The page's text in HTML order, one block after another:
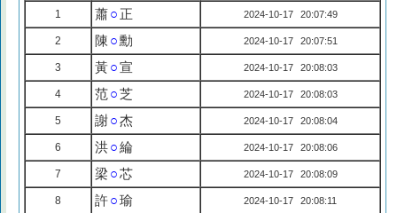
1 蕭○ 正 2024-10-17 20:07:49
2 陳 ○勳 2024-10-17 20:07:51
3 黃○宣 2024-10-17 20:08:03
4 范○芝 2024-10-17 20:08:03
5 謝○杰 2024-10-17 20:08:04
6 洪○綸 2024-10-17 20:08:06
7 梁 ○芯 2024-10-17 20:08:09
8 許○瑜 2024-10-17 20:08:11